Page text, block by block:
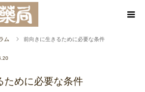
ム 前向きに生きるために必要な条件
ために必要な条件